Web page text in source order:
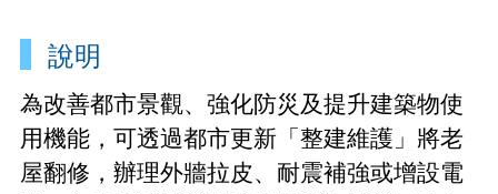
活動
更新會籌組申請
更新會立案申請
推動都市更新補助申請
防災型都更行動方案
新北市城鄉資訊查詢平台
下載專區
說明
為改善都市景觀、強化防災及提升建築物使
用機能，可透過都市更新「整建維護」將老
屋翻修，辦理外牆拉皮、耐震補強或增設電